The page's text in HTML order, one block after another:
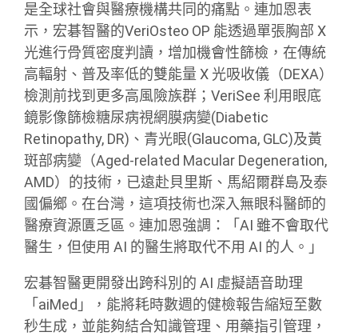
是全球社會與醫療機構共同的痛點。連加恩表
示，宏碁智醫的VeriOsteo OP 能透過單張胸部 X
光進行骨質密度判讀，增加機會性篩檢，在傳統
高輻射、普及率低的雙能量 X 光吸收儀（DEXA）
檢測前找到更多高風險族群；VeriSee 利用眼底
鏡影像篩檢糖尿病視網膜病變(Diabetic
Retinopathy, DR)、青光眼(Glaucoma, GLC)及黃
斑部病變（Aged-related Macular Degeneration,
AMD）的技術，已遠赴貝里斯、馬紹爾群島及泰
國偏鄉。在台灣，這項技術也深入無眼科醫師的
醫療資源匱乏區。連加恩強調：「AI 雖不會取代
醫生，但使用 AI 的醫生將取代不用 AI 的人。」
宏碁智醫更開發出跨科別的 AI 虛擬語音助理
「aiMed」，能將耗時數週的健檢報告縮短至數
秒生成，並能夠結合知識管理、用藥指引管理，